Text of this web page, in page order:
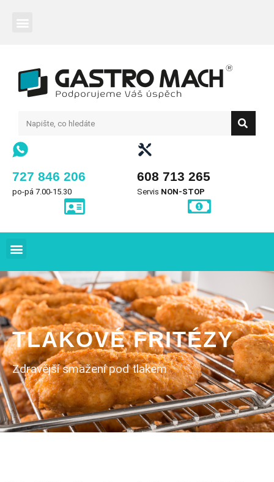
727 846 206
po-pá 7.00-15.30
608 713 265
Servis NON-STOP
TLAKOVÉ FRITÉZY
Zdravější smažení pod tlakem